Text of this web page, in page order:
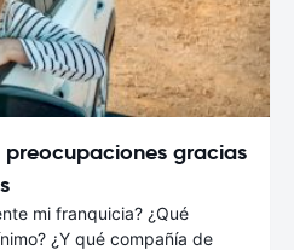
gracias
mi franquicia? ¿Qué
¿Y qué compañía de